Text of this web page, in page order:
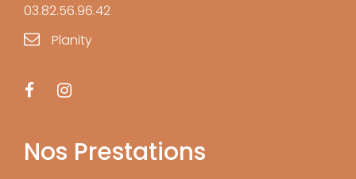
03.82.56.96.42
Planity
Nos Prestations